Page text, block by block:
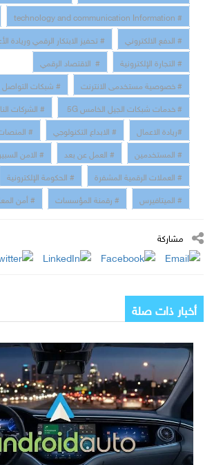
# technology and communication Information
# الدفع الالكتروني
# تحفيز الابتكار الرقمي وريادة
# التجارة الإلكترونية
# الاقتصاد الرقمي
# خصوصية مستخدمى الانترنت
# شبكات التواصل
# خدمات شبكات الجيل الخامس 5G
# الشركات
#ريادة الاعمال
# الابداع التكنولوجي
#
# المستخدمين
# العمل عن بعد
# الامن
# العملات الرقمية المشفرة
# الحكومة الإلكترونية
# الميتافيرس
# رقمنة المؤسسات # أمن
مشاركة
أخبار ذات صلة